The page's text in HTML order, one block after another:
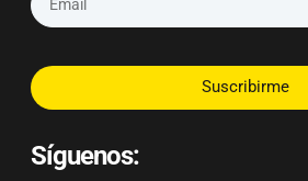
Suscribirme
Síguenos: